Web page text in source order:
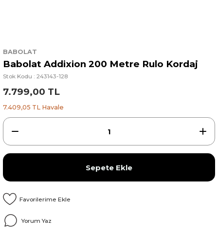
BABOLAT
Babolat Addixion 200 Metre Rulo Kordaj
Stok Kodu : 243143-128
7.799,00 TL
7.409,05 TL Havale
Sepete Ekle
Yorum Yaz